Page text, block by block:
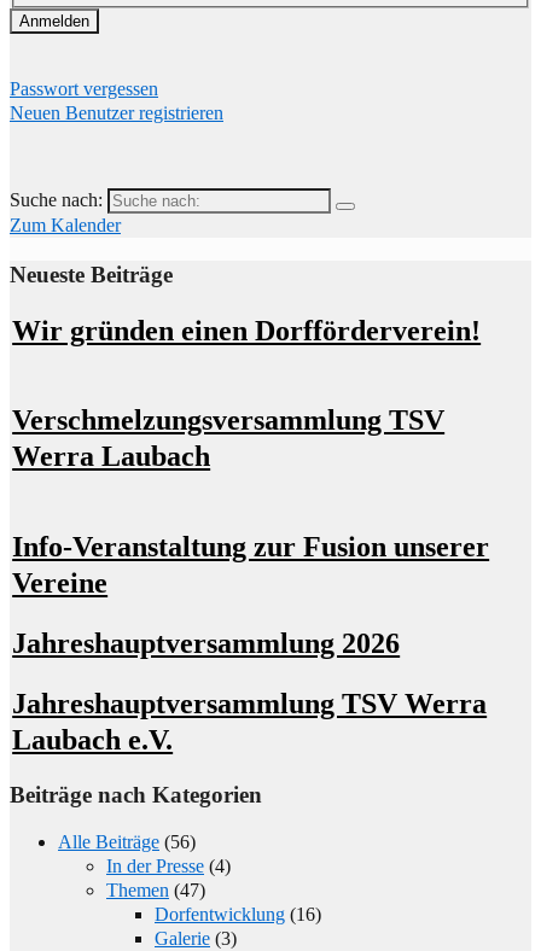
Passwort vergessen
Neuen Benutzer registrieren
Suche nach:
Zum Kalender
Neueste Beiträge
Wir gründen einen Dorfförderverein!
Verschmelzungsversammlung TSV
Werra Laubach
Info-Veranstaltung zur Fusion unserer
Vereine
Jahreshauptversammlung 2026
Jahreshauptversammlung TSV Werra
Laubach e.V.
Beiträge nach Kategorien
Alle Beiträge (56)
In der Presse (4)
Themen (47)
Dorfentwicklung (16)
Galerie (3)